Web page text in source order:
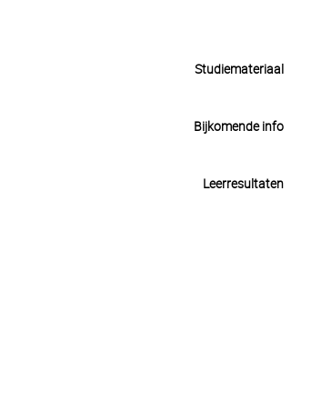
Studiemateriaal
Bijkomende info
Leerresultaten